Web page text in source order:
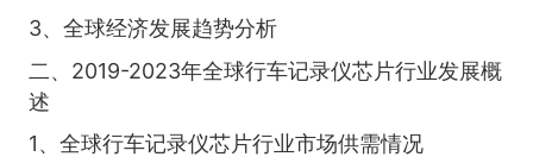
3、全球经济发展趋势分析
二、2019-2023年全球行车记录仪芯片行业发展概
述
1、全球行车记录仪芯片行业市场供需情况